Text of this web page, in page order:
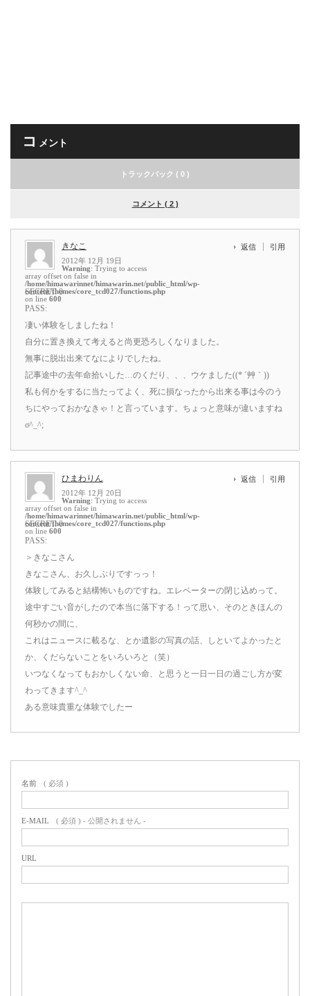
コ メント
トラックバック ( 0 )
コメント ( 2 )
きなこ
2012年 12月 19日
Warning: Trying to access
array offset on false in
/home/himawarinnet/himawarin.net/public_html/wp-
content/themes/core_tcd027/functions.php
on line 600
返信 引用
SECRET: 0
PASS:
凄い体験をしましたね！
自分に置き換えて考えると尚更恐ろしくなりました。
無事に脱出出来てなによりでしたね。
記事途中の去年命拾いした…のくだり、、、ウケました((* ´艸｀))
私も何かをするに当たってよく、死に損なったから出来る事は今のう
ちにやっておかなきゃ！と言っています。ちょっと意味が違いますね
σ^_^;
ひまわりん
2012年 12月 20日
Warning: Trying to access
array offset on false in
/home/himawarinnet/himawarin.net/public_html/wp-
content/themes/core_tcd027/functions.php
on line 600
返信 引用
SECRET: 0
PASS:
＞きなこさん
きなこさん、お久しぶりですっっ！
体験してみると結構怖いものですね。エレベーターの閉じ込めって。
途中すごい音がしたので本当に落下する！って思い、そのときほんの
何秒かの間に、
これはニュースに載るな、とか遺影の写真の話、しといてよかったと
か、くだらないことをいろいろと（笑）
いつなくなってもおかしくない命、と思うと一日一日の過ごし方が変
わってきます^_^
ある意味貴重な体験でしたー
名前 ( 必須 )
E-MAIL ( 必須 ) - 公開されません -
URL